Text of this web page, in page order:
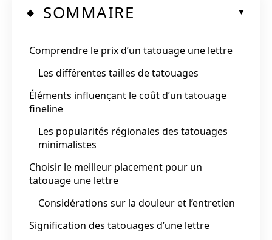
SOMMAIRE
Comprendre le prix d’un tatouage une lettre
Les différentes tailles de tatouages
Éléments influençant le coût d’un tatouage
fineline
Les popularités régionales des tatouages
minimalistes
Choisir le meilleur placement pour un
tatouage une lettre
Considérations sur la douleur et l’entretien
Signification des tatouages d’une lettre